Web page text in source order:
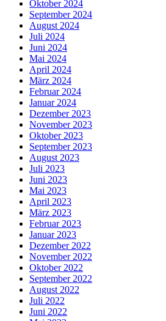
Oktober 2024
September 2024
August 2024
Juli 2024
Juni 2024
Mai 2024
April 2024
März 2024
Februar 2024
Januar 2024
Dezember 2023
November 2023
Oktober 2023
September 2023
August 2023
Juli 2023
Juni 2023
Mai 2023
April 2023
März 2023
Februar 2023
Januar 2023
Dezember 2022
November 2022
Oktober 2022
September 2022
August 2022
Juli 2022
Juni 2022